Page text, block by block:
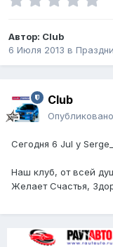
Автор: Club
6 Июля 2013 в
Club
Опубликовано
Сегодня 6 Jul у
Наш клуб, от всей
Желает Счастья,